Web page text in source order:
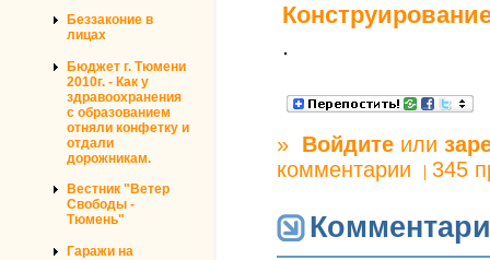
Беззаконие в
лицах
Бюджет г. Тюмени
2010г. - Как у
здравоохранения
с образованием
отняли конфетку и
отдали
дорожникам.
Вестник "Ветер
Свободы -
Тюмень"
Гаражи на
.
» Войдите или
комментарии
345